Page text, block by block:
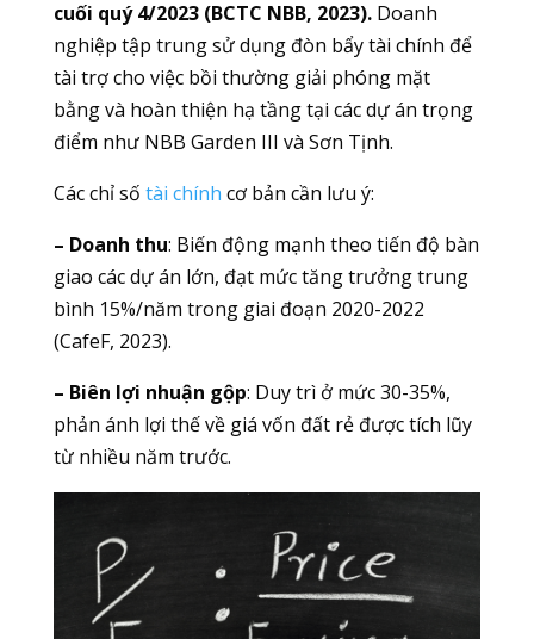
cuối quý 4/2023 (BCTC NBB, 2023).Doanh
nghiệp tập trung sử dụng đòn bẩy tài chính để
tài trợ cho việc bồi thường giải phóng mặt
bằng và hoàn thiện hạ tầng tại các dự án trọng
điểm như NBB Garden III và Sơn Tịnh.
Các chỉ số tài chính cơ bản cần lưu ý:
– Doanh thu: Biến động mạnh theo tiến độ bàn
giao các dự án lớn, đạt mức tăng trưởng trung
bình 15%/năm trong giai đoạn 2020-2022
(CafeF, 2023).
– Biên lợi nhuận gộp: Duy trì ở mức 30-35%,
phản ánh lợi thế về giá vốn đất rẻ được tích lũy
từ nhiều năm trước.